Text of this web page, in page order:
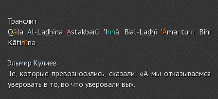
Транслит
QālaAl-LadhīnaAstakbarū 'Innā Bial-Ladhī'ĀmantumBihi
Kāfirūna
Эльмир Кулиев
Те, которые превозносились, сказали: «А мы отказываемся
уверовать в то, во что уверовали вы».